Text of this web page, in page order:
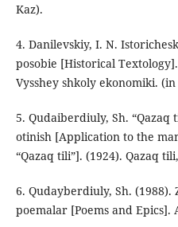
Kaz).
4. Danilevskiy, I. N.
posobie [Historical
Vysshey shkoly ekonomiki. (in
5. Qudaiberdiuly, Sh.
otinish [Application to the
“Qazaq tili”]. (1924). Qazaq
6. Qudayberdіuly, Sh.
poemalar [Poems and Epics].